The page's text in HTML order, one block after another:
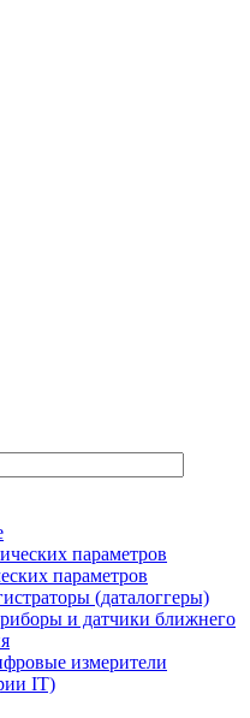
параметров
(даталоггеры)
и датчики ближнего
измерители
IT)